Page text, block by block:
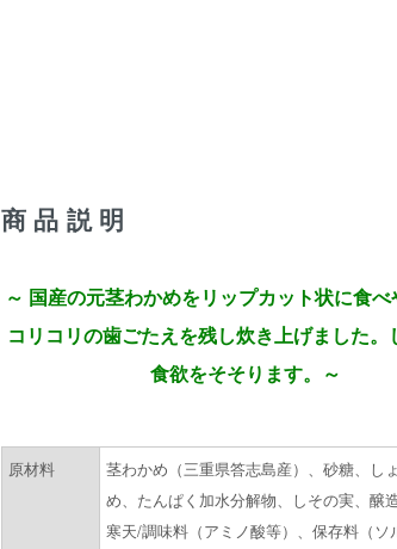
商品説明
～ 国産の元茎わかめをリップカット状に食
コリコリの歯ごたえを残し炊き上げました。
食欲をそそります。～
原材料
茎わかめ（三重県答志島産）、砂糖、し
め、たんぱく加水分解物、しその実、醸造
寒天/調味料（アミノ酸等）、保存料（ソ